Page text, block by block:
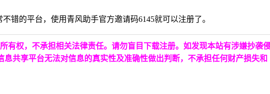
错的平台，使用青风助手官方邀请码6145就可以注册了。
有权，不承担相关法律责任。请勿盲目下载注册。如发现本站有涉嫌抄袭
共享平台无法对信息的真实性及准确性做出判断，不承担任何财产损失和